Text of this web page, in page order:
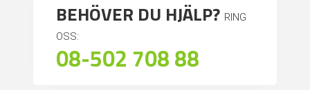
BEHÖVER DU HJÄLP? RING
OSS:
08-502 708 88